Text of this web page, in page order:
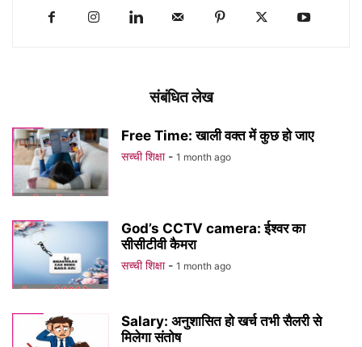
संबंधित लेख
Free Time: खाली वक्त में कुछ हो जाए
सच्ची शिक्षा - 1 month ago
God’s CCTV camera: ईश्वर का
सीसीटीवी कैमरा
सच्ची शिक्षा - 1 month ago
Salary: अनुशासित हो खर्च तभी सैलरी से
मिलेगा संतोष